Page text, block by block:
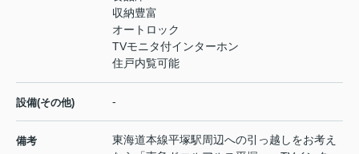
収納豊富
オートロック
TVモニタ付インターホン
住戸内覧可能
設備(その他) -
備考
東海道本線平塚駅周辺への引っ越しをお考え